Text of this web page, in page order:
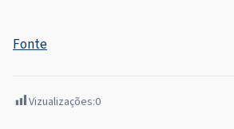
Fonte
Vizualizações:0